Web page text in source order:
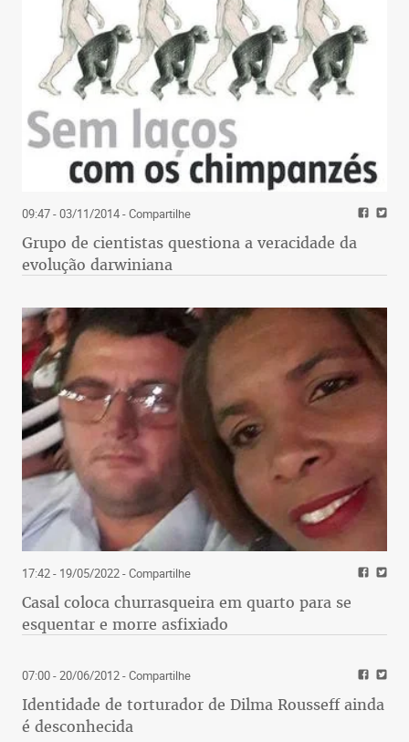
09:47 - 03/11/2014- Compartilhe
Grupo de cientistas questiona a veracidade da
evolução darwiniana
17:42 - 19/05/2022- Compartilhe
Casal coloca churrasqueira em quarto para se
esquentar e morre asfixiado
07:00 - 20/06/2012- Compartilhe
Identidade de torturador de Dilma Rousseff ainda
é desconhecida